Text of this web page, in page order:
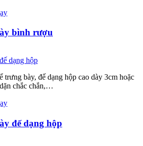
bình rượu
trưng bày, đế dạng hộp cao dày 3cm hoặc
chắc chắn,…
đế dạng hộp